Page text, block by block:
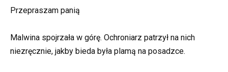
Przepraszam panią
Malwina spojrzała w górę. Ochroniarz patrzył na nich
niezręcznie, jakby bieda była plamą na posadzce.